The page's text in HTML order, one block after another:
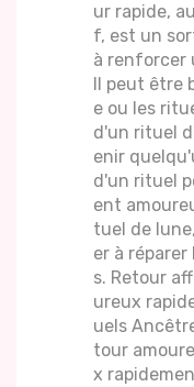
ur rapide,
f, est un
à renforcer
Il peut être
e ou les
d'un rituel
enir
d'un rituel
ent
tuel de
er à
s. Retour
ureux
uels
tour
x